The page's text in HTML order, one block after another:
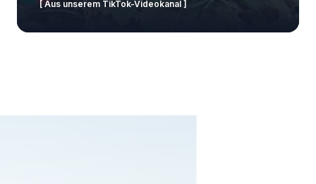
[ Aus unserem TikTok-Videokanal ]